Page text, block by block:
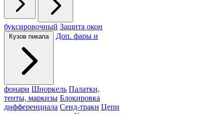
буксировочный Защита окон
Кузов пикапа Доп. фары и
фонари Шноркель Палатки,
тенты, маркизы Блокировка
дифференциала Сенд-траки Цепи